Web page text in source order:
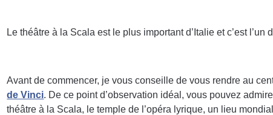
Le théâtre à la Scala est le plus important d’Italie et c’est
Avant de commencer, je vous conseille de vous rendre au
de Vinci. De ce point d’observation idéal, vous pouvez
théâtre à la Scala, le temple de l’opéra lyrique, un lieu